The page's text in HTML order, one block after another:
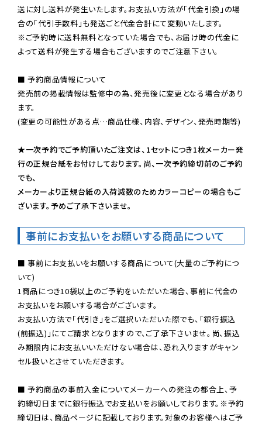
送に対し送料が発生いたします。お支払い方法が「代金引換」の場
※ご予約時に送料無料となっていた場合でも、お届け時の代金に
よって送料が発生する場合もございますのでご注意下さい。
■ 予約商品情報について
発売前の掲載情報は監修中の為、発売後に変更となる場合があり
ます。
(変更の可能性がある点…商品仕様、内容、デザイン、発売時期等)
★一次予約でご予約頂いたご注文は、1セットにつき1枚メーカー発
行の正規台紙をお付けしております。尚、一次予約締切前のご予約
でも、
メーカーより正規台紙の入荷減数のためカラーコピーの場合もご
ざいます。予めご了承下さいませ。
事前にお支払いをお願いする商品について
■ 事前にお支払いをお願いする商品について(大量のご予約につ
いて)
1商品につき10袋以上のご予約をいただいた場合、事前に代金の
お支払いをお願いする場合がございます。
お支払い方法で「代引き」をご選択いただいた際でも、「銀行振込
(前振込)」にてご請求となりますので、ご了承下さいませ。尚、振込
み期限内にお支払いいただけない場合は、恐れ入りますがキャン
セル扱いとさせていただきます。
■ 予約商品の事前入金についてメーカーへの発注の都合上、予
約締切日までに銀行振込でお支払いをお願いしております。※予約
締切日は、商品ページに記載しております。対象のお客様へはご予